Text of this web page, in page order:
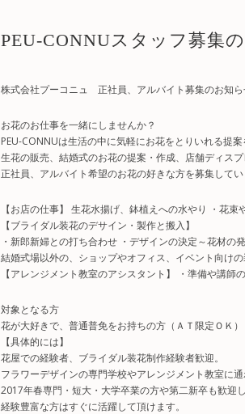
PEU-CONNUスタッフ募集
株式会社プーコニュ 正社員、アルバイト募集のお知ら
お花のお仕事を一緒にしませんか？
PEU-CONNUは生活の中に気軽にお花をとりいれる提案
生花の販売、結婚式のお花の提案・作成、店舗ディスプ
正社員、アルバイト希望のお花の好きな方を募集してい
【お店の仕事】 生花水揚げ、鉢植えへの水やり ・花
【ブライダル装花のデサイン・製作と搬入】
・新郎新婦との打ち合わせ ・デザインの決定～花材の
結婚式場以外の、ショップやオフィス、イベント向け
【アレンジメント教室のアシスタント】 ・準備や講師
対象となる方
花が大好きで、普通普免をお持ちの方（ＡＴ限定ＯＫ）
【具体的には】
花屋での経験者、ブライダル装花制作経験者歓迎。
フラワーデザインの専門学校やアレンジメント教室に通
2017年春専門・短大・大学卒業の方や第二新卒も歓迎し
経験豊富な方はすぐに活躍して頂けます。